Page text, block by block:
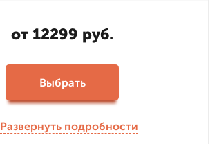
от 12299 руб.
Выбрать
Развернуть подробности